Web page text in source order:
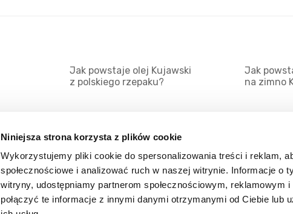
Niniejsza strona korzysta z plików cookie
Wykorzystujemy pliki cookie do spersonalizowania treści i reklam,
społecznościowe i analizować ruch w naszej witrynie. Informacje o
witryny, udostępniamy partnerom społecznościowym, reklamowym
połączyć te informacje z innymi danymi otrzymanymi od Ciebie lub
Jak powstaje olej Kujawski
z polskiego rzepaku?
Jak
na zimno
Mapa serwisu
Kanały RSS
Porady